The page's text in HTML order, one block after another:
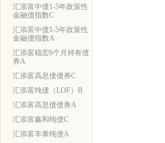
汇添富中债1-5年政策性
金融债指数C
汇添富中债1-5年政策性
金融债指数A
汇添富稳宏6个月持有债
券A
汇添富高息债债券C
汇添富纯债（LOF）B
汇添富高息债债券A
汇添富鑫和纯债C
汇添富丰泰纯债A